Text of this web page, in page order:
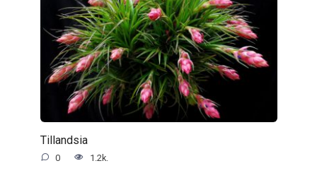
Tillandsia
0 1.2k.